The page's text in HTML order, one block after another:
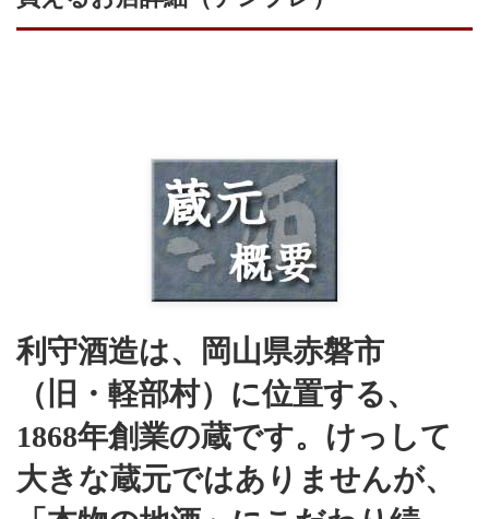
利守酒造は、岡山県赤磐市
（旧・軽部村）に位置する、
1868年創業の蔵です。けっして
大きな蔵元ではありませんが、